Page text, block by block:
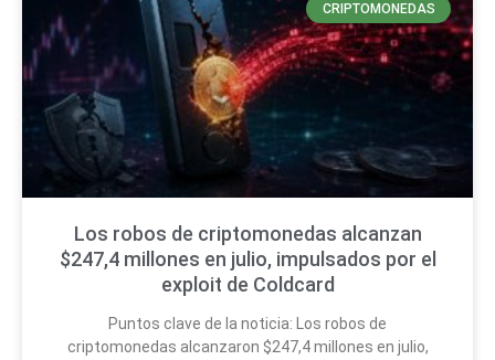
CRIPTOMONEDAS
Los robos de criptomonedas alcanzan
$247,4 millones en julio, impulsados por el
exploit de Coldcard
Puntos clave de la noticia: Los robos de
criptomonedas alcanzaron $247,4 millones en julio,